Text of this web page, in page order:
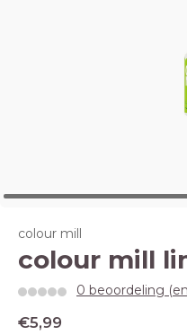
colour mill
colour mill
0 beoordeling
€5,99